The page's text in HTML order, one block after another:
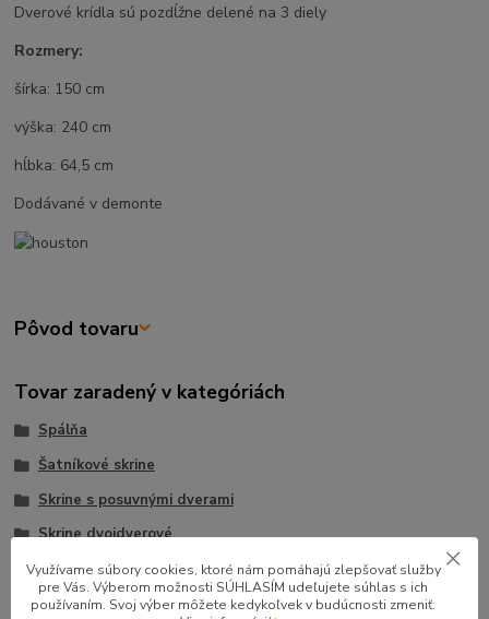
Dverové krídla sú pozdĺžne delené na 3 diely
Rozmery:
šírka: 150 cm
výška: 240 cm
hĺbka: 64,5 cm
Dodávané v demonte
Pôvod tovaru
Tovar zaradený v kategóriách
Spálňa
Šatníkové skrine
Skrine s posuvnými dverami
Skrine dvojdverové
Využívame súbory cookies, ktoré nám pomáhajú zlepšovať služby
pre Vás. Výberom možnosti SÚHLASÍM udeľujete súhlas s ich
používaním. Svoj výber môžete kedykoľvek v budúcnosti zmeniť.